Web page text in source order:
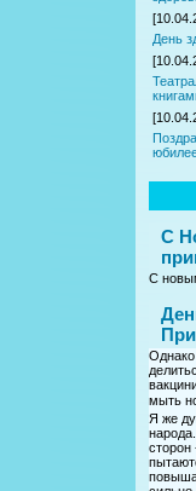
День
С
С
мыть
Я же